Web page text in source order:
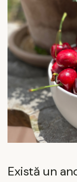
Există un